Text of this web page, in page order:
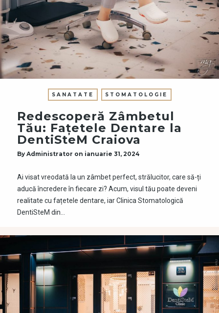
SANATATE STOMATOLOGIE
Redescoperă Zâmbetul
Tău: Fațetele Dentare la
DentiSteM Craiova
By Administrator on ianuarie 31, 2024
Ai visat vreodată la un zâmbet perfect, strălucitor, care să-ți
aducă încredere în fiecare zi? Acum, visul tău poate deveni
realitate cu fațetele dentare, iar Clinica Stomatologică
DentiSteM din…